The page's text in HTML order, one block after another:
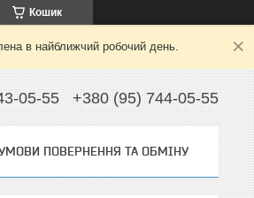
Кошик
в найближчий робочий день.
05-55 +380 (95) 744-05-55
ПОВЕРНЕННЯ ТА ОБМІНУ